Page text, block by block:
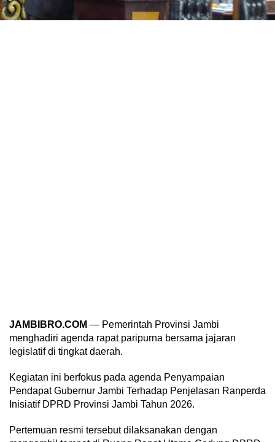
JAMBIBRO.COM — Pemerintah Provinsi Jambi
menghadiri agenda rapat paripurna bersama jajaran
legislatif di tingkat daerah.
Kegiatan ini berfokus pada agenda Penyampaian
Pendapat Gubernur Jambi Terhadap Penjelasan Ranperda
Inisiatif DPRD Provinsi Jambi Tahun 2026.
Pertemuan resmi tersebut dilaksanakan dengan